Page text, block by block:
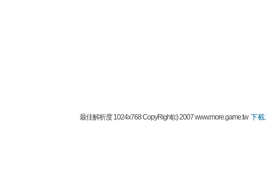
最佳解析度 1024x768 CopyRight(c) 2007 www.more.game.tw 下